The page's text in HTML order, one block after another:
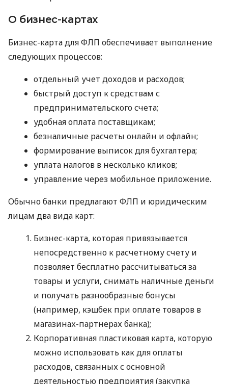
О бизнес-картах
Бизнес-карта для ФЛП обеспечивает выполнение
следующих процессов:
отдельный учет доходов и расходов;
быстрый доступ к средствам с
предпринимательского счета;
удобная оплата поставщикам;
безналичные расчеты онлайн и офлайн;
формирование выписок для бухгалтера;
уплата налогов в несколько кликов;
управление через мобильное приложение.
Обычно банки предлагают ФЛП и юридическим
лицам два вида карт:
Бизнес-карта, которая привязывается
непосредственно к расчетному счету и
позволяет бесплатно рассчитываться за
товары и услуги, снимать наличные деньги
и получать разнообразные бонусы
(например, кэшбек при оплате товаров в
магазинах-партнерах банка);
Корпоративная пластиковая карта, которую
можно использовать как для оплаты
расходов, связанных с основной
деятельностью предприятия (закупка